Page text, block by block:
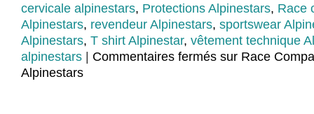
cervicale alpinestars, Protections Alpinestars, Race
Alpinestars, revendeur Alpinestars, sportswear
Alpinestars, T shirt Alpinestar, vêtement technique
alpinestars
Commentaires fermés sur Race
Alpinestars